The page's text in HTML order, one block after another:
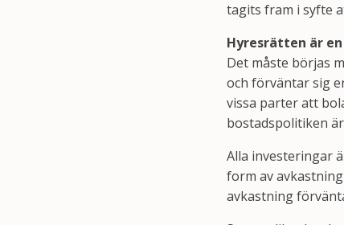
tagits fram i syfte
Hyresrätten är
Det måste börjas
och förväntar sig
vissa parter att
bostadspolitiken
Alla investeringar
form av
avkastning